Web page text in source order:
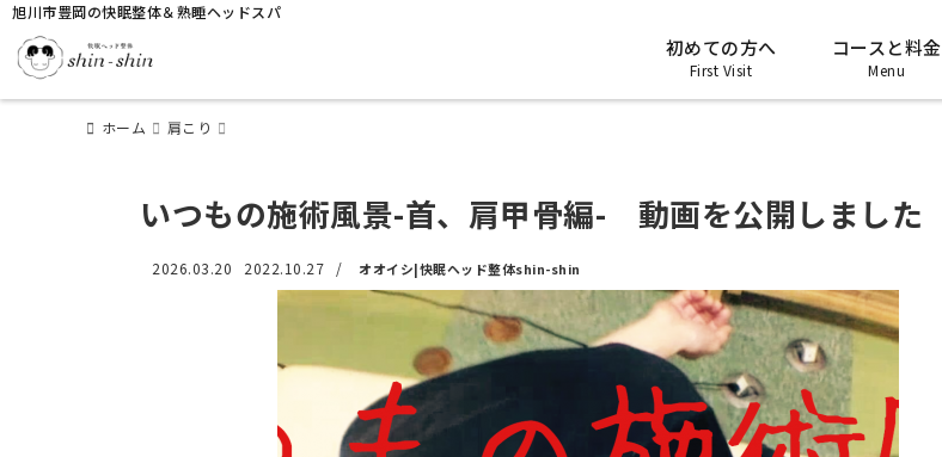
旭川市豊岡の快眠整体＆熟睡ヘッドスパ
初めての方へ
First Visit
コースと料金
Menu
ホーム 肩こり
いつもの施術風景-首、肩甲骨編- 動画を公開しました
2026.03.20 2022.10.27 / オオイシ|快眠ヘッド整体shin-shin